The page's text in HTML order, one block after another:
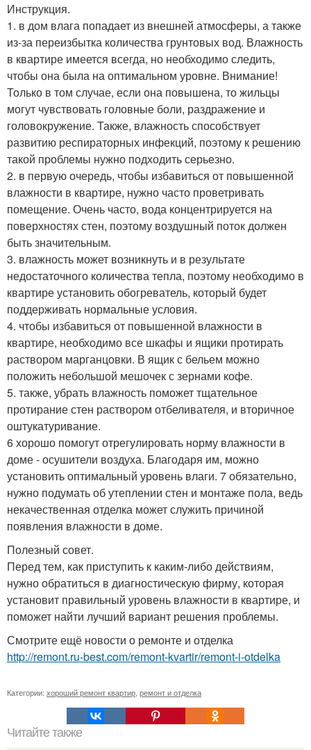
Инструкция.
1. в дом влага попадает из внешней атмосферы, а также
из-за переизбытка количества грунтовых вод. Влажность
в квартире имеется всегда, но необходимо следить,
чтобы она была на оптимальном уровне. Внимание!
Только в том случае, если она повышена, то жильцы
могут чувствовать головные боли, раздражение и
головокружение. Также, влажность способствует
развитию респираторных инфекций, поэтому к решению
такой проблемы нужно подходить серьезно.
2. в первую очередь, чтобы избавиться от повышенной
влажности в квартире, нужно часто проветривать
помещение. Очень часто, вода концентрируется на
поверхностях стен, поэтому воздушный поток должен
быть значительным.
3. влажность может возникнуть и в результате
недостаточного количества тепла, поэтому необходимо в
квартире установить обогреватель, который будет
поддерживать нормальные условия.
4. чтобы избавиться от повышенной влажности в
квартире, необходимо все шкафы и ящики протирать
раствором марганцовки. В ящик с бельем можно
положить небольшой мешочек с зернами кофе.
5. также, убрать влажность поможет тщательное
протирание стен раствором отбеливателя, и вторичное
оштукатуривание.
6 хорошо помогут отрегулировать норму влажности в
доме - осушители воздуха. Благодаря им, можно
установить оптимальный уровень влаги. 7 обязательно,
нужно подумать об утеплении стен и монтаже пола, ведь
некачественная отделка может служить причиной
появления влажности в доме.
Полезный совет.
Перед тем, как приступить к каким-либо действиям,
нужно обратиться в диагностическую фирму, которая
установит правильный уровень влажности в квартире, и
поможет найти лучший вариант решения проблемы.
Смотрите ещё новости о ремонте и отделка
http://remont.ru-best.com/remont-kvartir/remont-i-otdelka
Категории: хороший ремонт квартир ремонт и отделка
Читайте также